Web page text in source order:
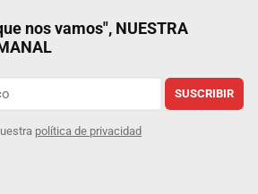
nos vamos", NUESTRA
SUSCRIBIR
política de privacidad